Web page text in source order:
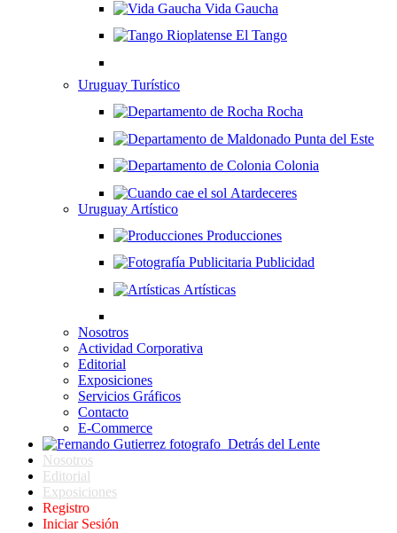
Vida Gaucha
El Tango
Uruguay Turístico
Rocha
Punta del Este
Colonia
Atardeceres
Uruguay Artístico
Producciones
Publicidad
Artísticas
Nosotros
Actividad Corporativa
Editorial
Exposiciones
Servicios Gráficos
Contacto
E-Commerce
Detrás del Lente
Nosotros
Editorial
Exposiciones
Registro
Iniciar Sesión